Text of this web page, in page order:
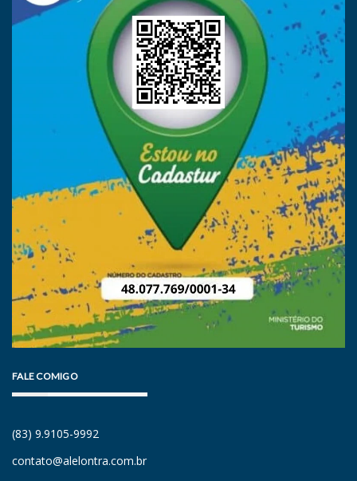
FALE COMIGO
(83) 9.9105-9992
contato@alelontra.com.br